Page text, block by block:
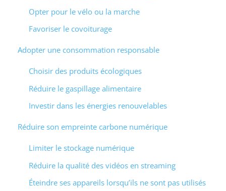
Opter pour le vélo ou la marche
Favoriser le covoiturage
Adopter une consommation responsable
Choisir des produits écologiques
Réduire le gaspillage alimentaire
Investir dans les énergies renouvelables
Réduire son empreinte carbone numérique
Limiter le stockage numérique
Réduire la qualité des vidéos en streaming
Éteindre ses appareils lorsqu’ils ne sont pas utilisés